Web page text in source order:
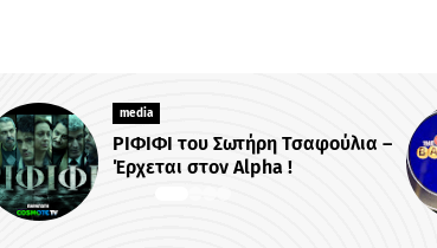
media
Το «The Quiz with Balls!» έρχεται
στο νέο πρόγραμμα του ΣΚΑΪ